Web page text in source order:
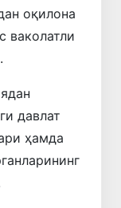
оқилона
ваколатли
давлат
ҳамда